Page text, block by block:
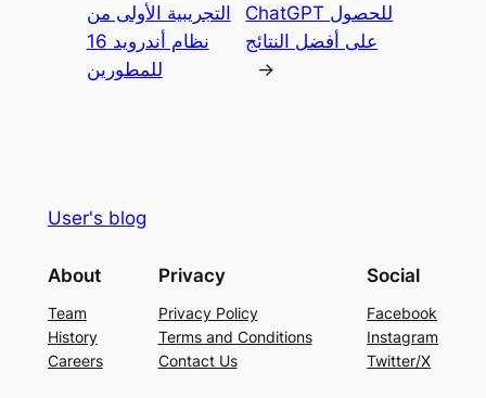
التجريبية الأولى من
نظام أندرويد 16
للمطورين
ChatGPT للحصول
على أفضل النتائج
→
User's blog
About
Team
History
Careers
Privacy
Privacy Policy
Terms and Conditions
Contact Us
Social
Facebook
Instagram
Twitter/X